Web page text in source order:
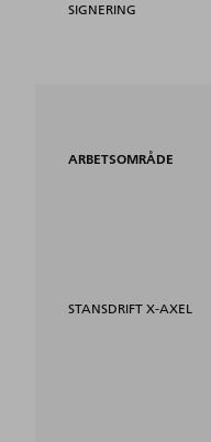
SIGNERING
ARBETSOMRÅDE
STANSDRIFT X-AXEL